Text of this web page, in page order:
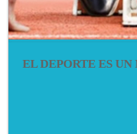
EL DEPORTE ES